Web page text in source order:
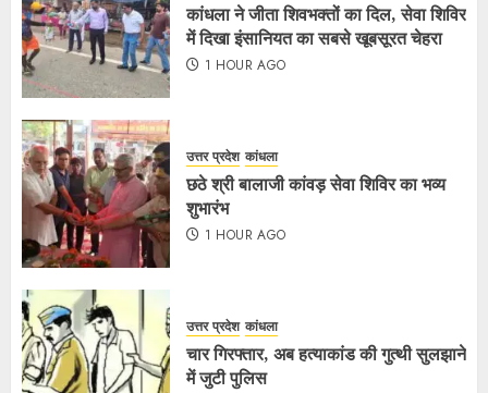
कांधला ने जीता शिवभक्तों का दिल, सेवा शिविर
में दिखा इंसानियत का सबसे खूबसूरत चेहरा
1 HOUR AGO
उत्तर प्रदेश कांधला
छठे श्री बालाजी कांवड़ सेवा शिविर का भव्य
शुभारंभ
1 HOUR AGO
उत्तर प्रदेश कांधला
चार गिरफ्तार, अब हत्याकांड की गुत्थी सुलझाने
में जुटी पुलिस